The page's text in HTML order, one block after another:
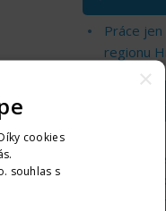
Práce
regionu
TOP
Kartáče
OLFIN
×
cookies
souhlas s